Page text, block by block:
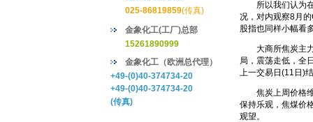
025-86819859(传真)
金象化工(工厂)总部
15261890999
金象化工（欧洲总代理）
+49-(0)40-374734-20
+49-(0)40-374734-20
(传真)
所以我们认为在
况，对内观察8月
股指也同样小幅看
大商所焦炭主力
局，震荡走低，全
上一交易日(11日)
焦炭上周价格维
保持乐观，焦煤价
观望。